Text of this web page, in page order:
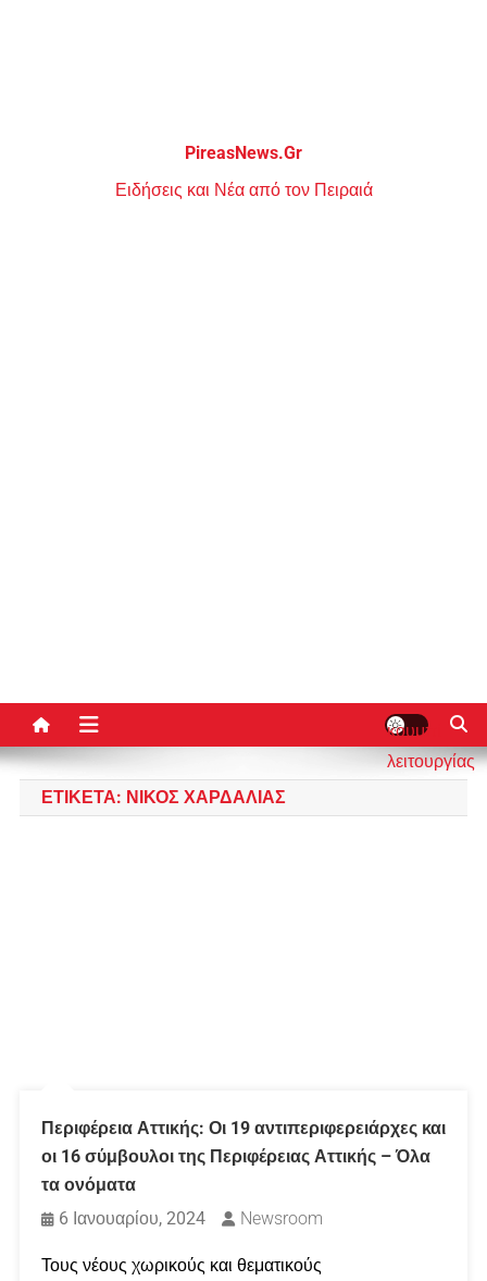
PireasNews.Gr
Ειδήσεις και Νέα από τον Πειραιά
κουμπί
λειτουργίας
ΕΤΙΚΈΤΑ: ΝΊΚΟΣ ΧΑΡΔΑΛΙΆΣ
Περιφέρεια Αττικής: Οι 19 αντιπεριφερειάρχες και
οι 16 σύμβουλοι της Περιφέρειας Αττικής – Όλα
τα ονόματα
6 Ιανουαρίου, 2024
Newsroom
Τους νέους χωρικούς και θεματικούς